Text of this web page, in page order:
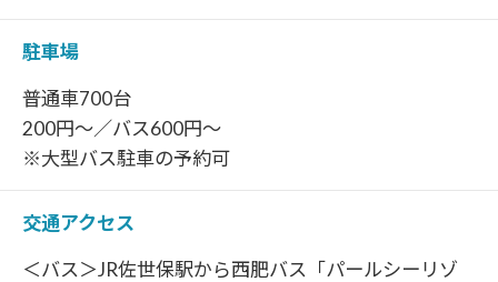
駐車場
普通車700台
200円～／バス600円～
※大型バス駐車の予約可
交通アクセス
＜バス＞JR佐世保駅から西肥バス「パールシーリゾ